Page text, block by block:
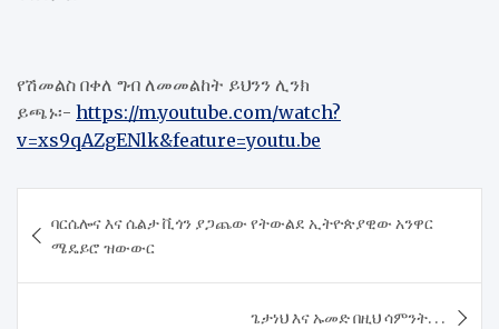
የሽመልስ በቀለ ግብ ለመመልከት ይህንን ሊንክ
ይጫኑ፡- https://m.youtube.com/watch?
v=xs9qAZgENlk&feature=youtu.be
navigation
ባርሴሎና እና ሴልታ ቪጎን ያጋጨው የትውልደ ኢትዮጵያዊው አንዋር
ሜዴይሮ ዝውውር
ጌታነህ እና ኡመድ በዚህ ሳምንት. . .